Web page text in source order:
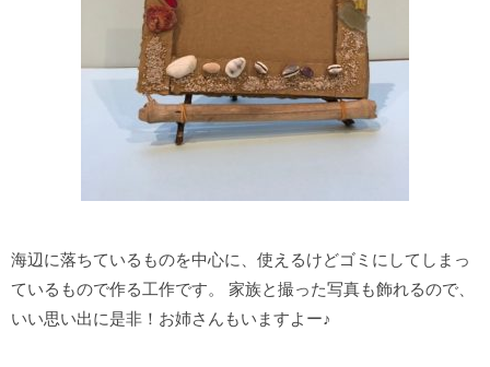
海辺に落ちているものを中心に、使えるけどゴミにしてしまっ
ているもので作る工作です。 家族と撮った写真も飾れるので、
いい思い出に是非！お姉さんもいますよー♪